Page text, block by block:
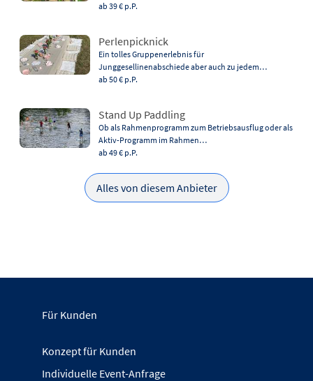
ab 39 € p.P.
Perlenpicknick
Ein tolles Gruppenerlebnis für
Junggesellinenabschiede aber auch zu jedem…
ab 50 € p.P.
Stand Up Paddling
Ob als Rahmenprogramm zum Betriebsausflug oder als
Aktiv-Programm im Rahmen…
ab 49 € p.P.
Alles von diesem Anbieter
Für Kunden
Konzept für Kunden
Individuelle Event-Anfrage